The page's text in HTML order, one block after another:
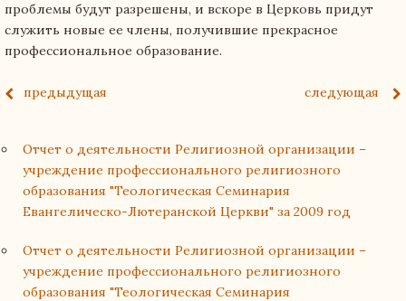
проблемы будут разрешены, и вскоре в Церковь придут
служить новые ее члены, получившие прекрасное
профессиональное образование.
предыдущая следующая
Отчет о деятельности Религиозной организации –
учреждение профессионального религиозного
образования "Теологическая Семинария
Евангелическо-Лютеранской Церкви" за 2009 год
Отчет о деятельности Религиозной организации –
учреждение профессионального религиозного
образования "Теологическая Семинария